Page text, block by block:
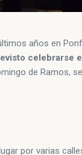
años en
celebrarse
de Ramos,
por varias